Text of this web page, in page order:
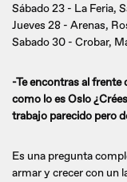
Sábado 23 - La Feria,
Jueves 28 - Arenas,
Sabado 30 - Crobar,
-Te encontras al frente
como lo es Oslo
trabajo parecido pero
Es una pregunta
armar y crecer con un